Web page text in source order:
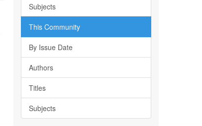
Subjects
This Community
By Issue Date
Authors
Titles
Subjects